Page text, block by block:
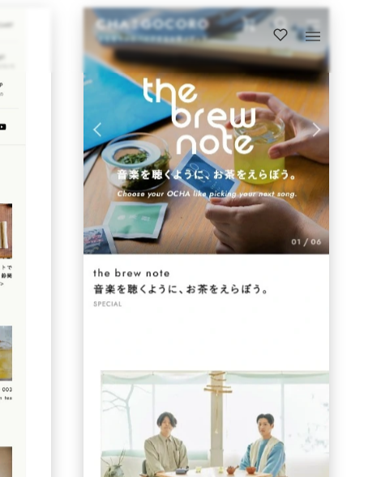
https://www.chagocoro.jp/